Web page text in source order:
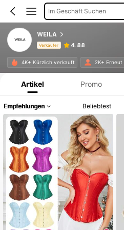
Im Geschäft Suchen
WEILA
Verkäufer 4.88
4K+ Kürzlich verkauft 2K+ Erneut
Produktinformation: Preisangabe,
Artikel Promo
Empfehlungen Beliebtest